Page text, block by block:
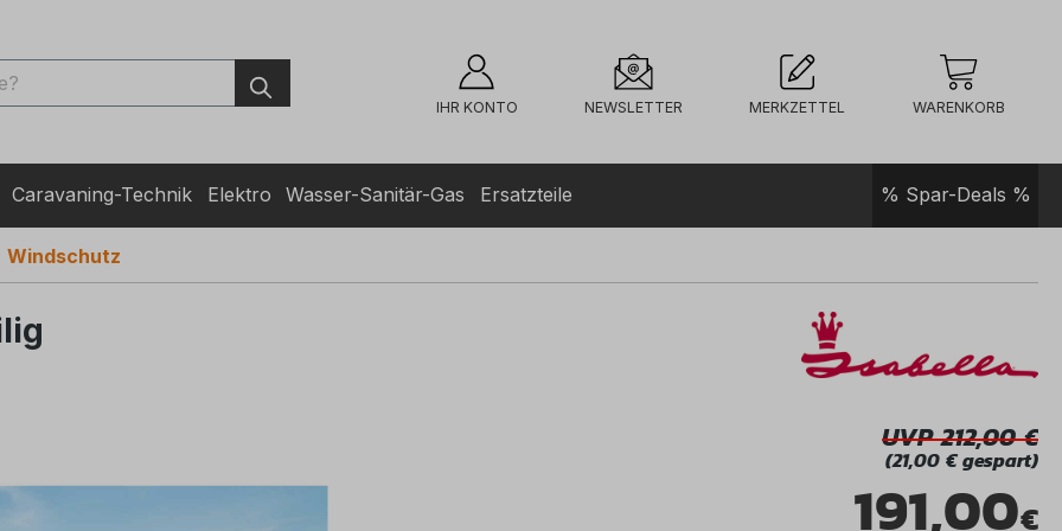
NEWSLETTER MERKZETTEL
IHR KONTO WARENKORB
Caravaning-Technik Elektro Wasser-Sanitär-Gas Ersatzteile % Spar-Deals %
Windschutz
191,00
UVP 212,00
(21,00 € gespart)